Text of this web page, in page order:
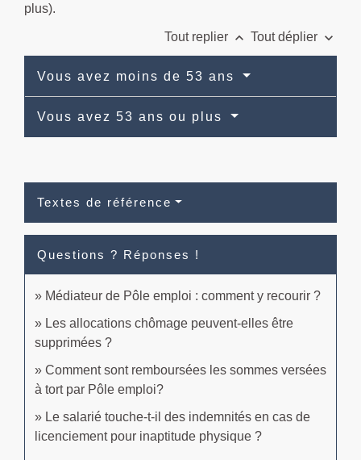
plus).
Tout replier keyboard_arrow_up Tout déplier keyboard_arrow_down
Vous avez moins de 53 ans
Vous avez 53 ans ou plus
Textes de référence
Questions ? Réponses !
Médiateur de Pôle emploi : comment y recourir ?
Les allocations chômage peuvent-elles être
supprimées ?
Comment sont remboursées les sommes versées
à tort par Pôle emploi?
Le salarié touche-t-il des indemnités en cas de
licenciement pour inaptitude physique ?